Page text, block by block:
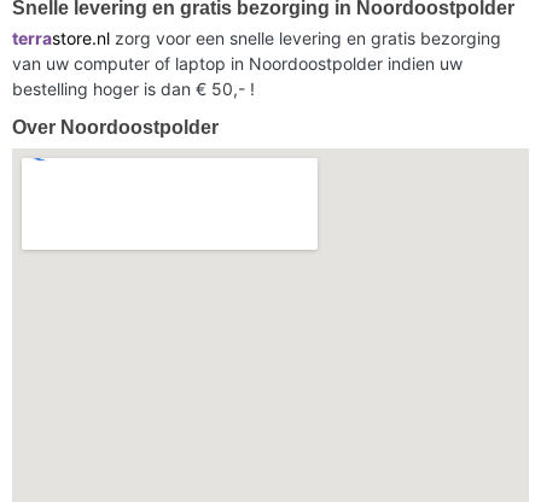
Snelle levering en gratis bezorging in Noordoostpolder
terrastore.nl zorg voor een snelle levering en gratis bezorging
van uw computer of laptop in Noordoostpolder indien uw
bestelling hoger is dan € 50,- !
Over Noordoostpolder